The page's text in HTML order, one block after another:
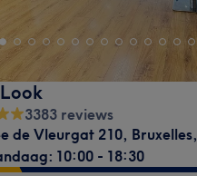
3383 reviews
de Vleurgat 210, Bruxelles,
10:00 - 18:30